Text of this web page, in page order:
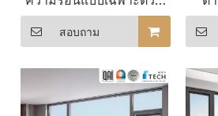
ออกแบบมาเพื่อความ
สะดวกสบายของคุณ
สอบถาม